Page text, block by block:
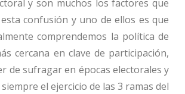
y son muchos los factores que
confusión y uno de ellos es que
comprendemos la política de
cercana en clave de participación,
de sufragar en épocas electorales y
el ejercicio de las 3 ramas del